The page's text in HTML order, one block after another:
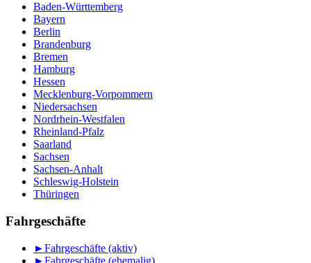
Baden-Württemberg
Bayern
Berlin
Brandenburg
Bremen
Hamburg
Hessen
Mecklenburg-Vorpommern
Niedersachsen
Nordrhein-Westfalen
Rheinland-Pfalz
Saarland
Sachsen
Sachsen-Anhalt
Schleswig-Holstein
Thüringen
Fahrgeschäfte
►Fahrgeschäfte (aktiv)
►Fahrgeschäfte (ehemalig)